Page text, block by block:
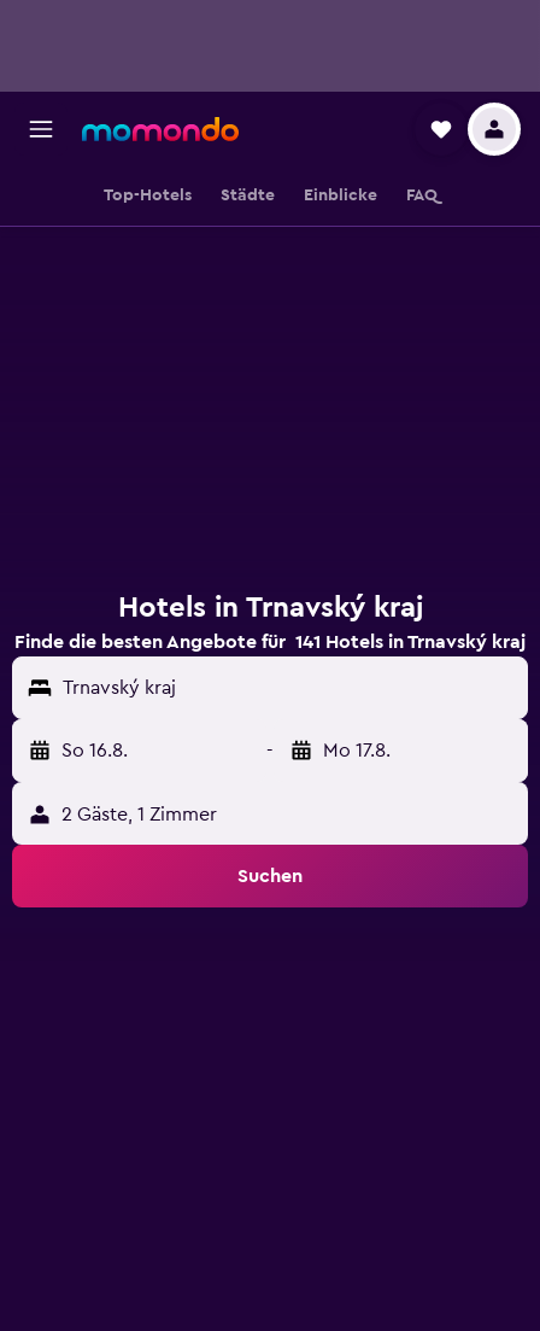
Top-Hotels Städte Einblicke FAQ
Hotels in Trnavský kraj
Finde die besten Angebote für 141 Hotels in Trnavský kraj
Trnavský kraj
So 16.8. - Mo 17.8.
2 Gäste, 1 Zimmer
Suchen